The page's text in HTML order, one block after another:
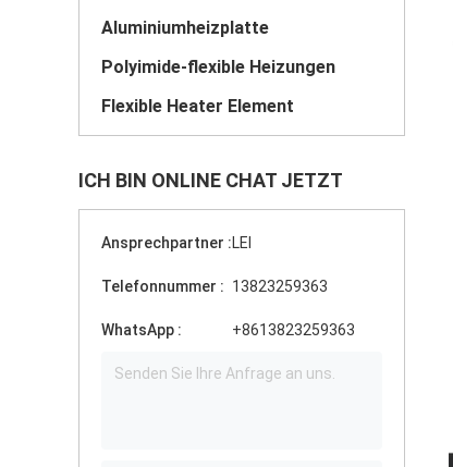
Aluminiumheizplatte
Polyimide-flexible Heizungen
Flexible Heater Element
ICH BIN ONLINE CHAT JETZT
Ansprechpartner :LEI
Telefonnummer : 13823259363
WhatsApp : +8613823259363